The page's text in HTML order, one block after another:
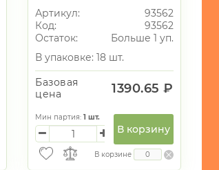
90 мл
Артикул:
93562
Код:
93562
Остаток:
Больше 1 уп.
В упаковке: 18 шт.
Базовая
цена
1390.65 ₽
Мин партия:1 шт.
В корзину
В корзине